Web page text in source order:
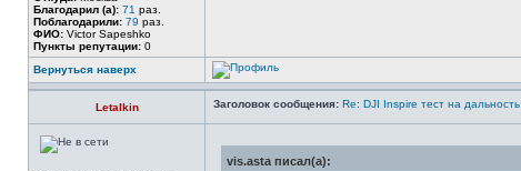
Благодарил (а): 71 раз.
Поблагодарили: 79 раз.
ФИО: Victor Sapeshko
Пункты репутации: 0
Вернуться наверх
Letalkin Заголовок сообщения: Re: DJI Inspire тест на дальность
vis.asta писал(а):